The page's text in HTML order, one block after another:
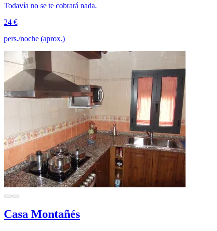
Todavía no se te cobrará nada.
24 €
pers./noche (aprox.)
Casa Montañés